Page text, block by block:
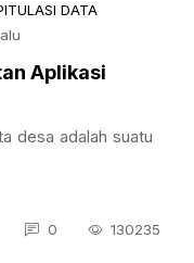
DATA
Aplikasi
desa adalah suatu
0 130235